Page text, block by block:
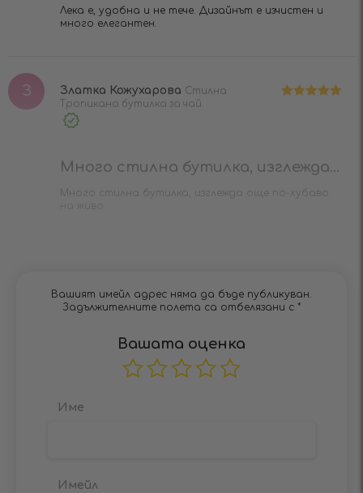
Лека е, удобна и не тече. Дизайнът е изчистен и
много елегантен.
З Златка Кожухарова Стилна
Тропикана бутилка за чай
Много стилна бутилка, изглежда...
Много стилна бутилка, изглежда още по-хубаво
Вашият имейл адрес няма да бъде публикуван.
Задължителните полета са отбелязани с *
Вашата оценка
Име
Имейл